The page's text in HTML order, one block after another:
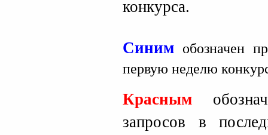
конкурса.
Синим обозначен
первую неделю
Красным
запросов в